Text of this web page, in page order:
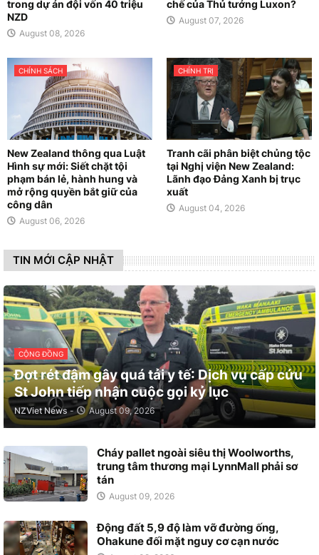
trong dự án đội vốn 40 triệu
NZD
August 08, 2026
chế của Thủ tướng Luxon?
August 07, 2026
CHÍNH SÁCH
New Zealand thông qua Luật
Hình sự mới: Siết chặt tội
phạm bán lẻ, hành hung và
mở rộng quyền bắt giữ của
công dân
August 06, 2026
CHÍNH TRỊ
Tranh cãi phân biệt chủng tộc
tại Nghị viện New Zealand:
Lãnh đạo Đảng Xanh bị trục
xuất
August 04, 2026
TIN MỚI CẬP NHẬT
CỘNG ĐỒNG
Đợt rét đậm gây quá tải y tế: Dịch vụ cấp cứu
St John tiếp nhận cuộc gọi kỷ lục
NZViet News - August 09, 2026
Cháy pallet ngoài siêu thị Woolworths,
trung tâm thương mại LynnMall phải sơ
tán
August 09, 2026
Động đất 5,9 độ làm vỡ đường ống,
Ohakune đối mặt nguy cơ cạn nước